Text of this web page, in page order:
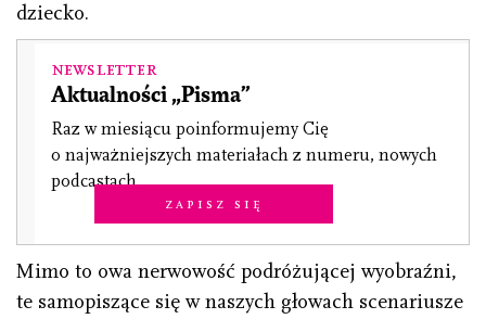
dziecko.
Newsletter
Aktualności „Pisma”
Raz w miesiącu poinformujemy Cię
o najważniejszych materiałach z numeru, nowych
podcastach.
Zapisz się
Mimo to owa nerwowość podróżującej wyobraźni,
te samopiszące się w naszych głowach scenariusze